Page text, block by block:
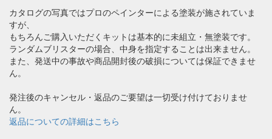
カタログの写真ではプロのペインターによる塗装が施されていま
すが、
もちろんご購入いただくキットは基本的に未組立・無塗装です。
ランダムブリスターの場合、中身を指定することは出来ません。
また、発送中の事故や商品開封後の破損については保証できませ
ん。
発注後のキャンセル・返品のご要望は一切受け付けておりませ
ん。
返品についての詳細はこちら